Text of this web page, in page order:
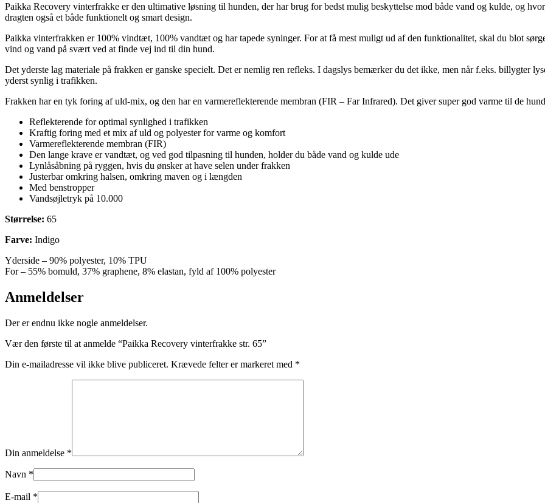
Paikka Recovery vinterfrakke er den ultimative løsning til hunden, der har brug for bedst mulig beskyttelse mod både vand og kulde, og
dragten også et både funktionelt og smart design.
Paikka vinterfrakken er 100% vindtæt, 100% vandtæt og har tapede syninger. For at få mest muligt ud af den funktionalitet, skal du blot
vind og vand på svært ved at finde vej ind til din hund.
Det yderste lag materiale på frakken er ganske specielt. Det er nemlig ren refleks. I dagslys bemærker du det ikke, men når f.eks. billygter
yderst synlig i trafikken.
Frakken har en tyk foring af uld-mix, og den har en varmereflekterende membran (FIR – Far Infrared). Det giver super god varme til de
Reflekterende for optimal synlighed i trafikken
Kraftig foring med et mix af uld og polyester for varme og komfort
Varmereflekterende membran (FIR)
Den lange krave er vandtæt, og ved god tilpasning til hunden, holder du både vand og kulde ude
Lynlåsåbning på ryggen, hvis du ønsker at have selen under frakken
Justerbar omkring halsen, omkring maven og i længden
Med benstropper
Vandsøjletryk på 10.000
Størrelse: 65
Farve: Indigo
Yderside – 90% polyester, 10% TPU
For – 55% bomuld, 37% graphene, 8% elastan, fyld af 100% polyester
Anmeldelser
Der er endnu ikke nogle anmeldelser.
Vær den første til at anmelde “Paikka Recovery vinterfrakke str. 65”
Din e-mailadresse vil ikke blive publiceret. Krævede felter er markeret med *
Din anmeldelse *
Navn *
E-mail *